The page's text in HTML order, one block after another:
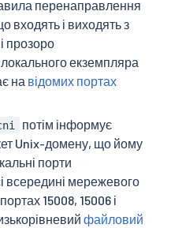
перенаправлення
входять і виходять з
прозоро
екземпляра
на відомих портах
потім інформує
Unix-домену, що йому
порти
всередині мережевого
15008, 15006 і
файловий